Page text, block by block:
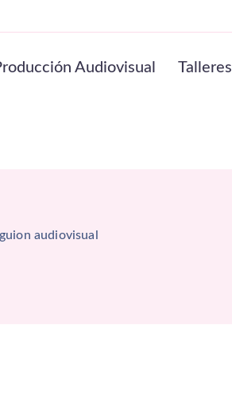
Audiovisual Talleres
audiovisual